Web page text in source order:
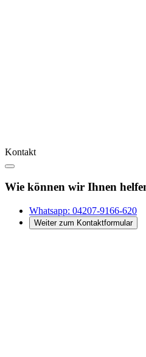
Kontakt
Wie können wir Ihnen
Whatsapp: 04207-9166-620